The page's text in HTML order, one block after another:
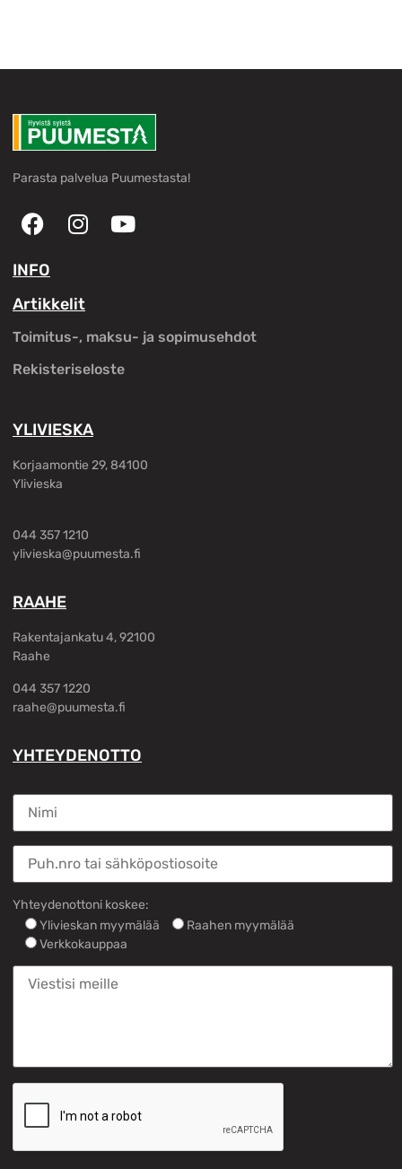
Parasta palvelua Puumestasta!
INFO
Artikkelit
Toimitus-, maksu- ja sopimusehdot
Rekisteriseloste
YLIVIESKA
Korjaamontie 29, 84100
Ylivieska
044 357 1210
ylivieska@puumesta.fi
RAAHE
Rakentajankatu 4, 92100
Raahe
044 357 1220
raahe@puumesta.fi
YHTEYDENOTTO
Yhteydenottoni koskee:
Ylivieskan myymälää
Raahen myymälää
Verkkokauppaa